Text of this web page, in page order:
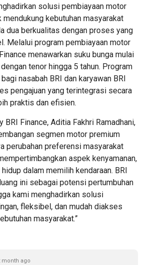
solusi pembiayaan motor
mendukung kebutuhan masyarakat
dua berkualitas dengan proses yang
Melalui program pembiayaan motor
menawarkan suku bunga mulai
tenor hingga 5 tahun. Program
nasabah BRI dan karyawan BRI
pengajuan yang terintegrasi secara
praktis dan efisien.
BRI Finance, Aditia Fakhri Ramadhani,
segmen motor premium
perubahan preferensi masyarakat
aspek kenyamanan,
dalam memilih kendaraan. BRI
ini sebagai potensi pertumbuhan
kami menghadirkan solusi
fleksibel, dan mudah diakses
masyarakat.”
month ago